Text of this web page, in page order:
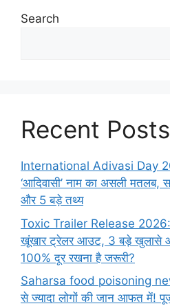
Search
Recent Posts
International Adivasi Day
‘आदिवासी’ नाम का असली मतलब,
और 5 बड़े तथ्य
Toxic Trailer Release 2026:
खूंखार ट्रेलर आउट, 3 बड़े खुलासे
100% दूर रखना है जरूरी?
Saharsa food poisoning
से ज्यादा लोगों की जान आफत में!